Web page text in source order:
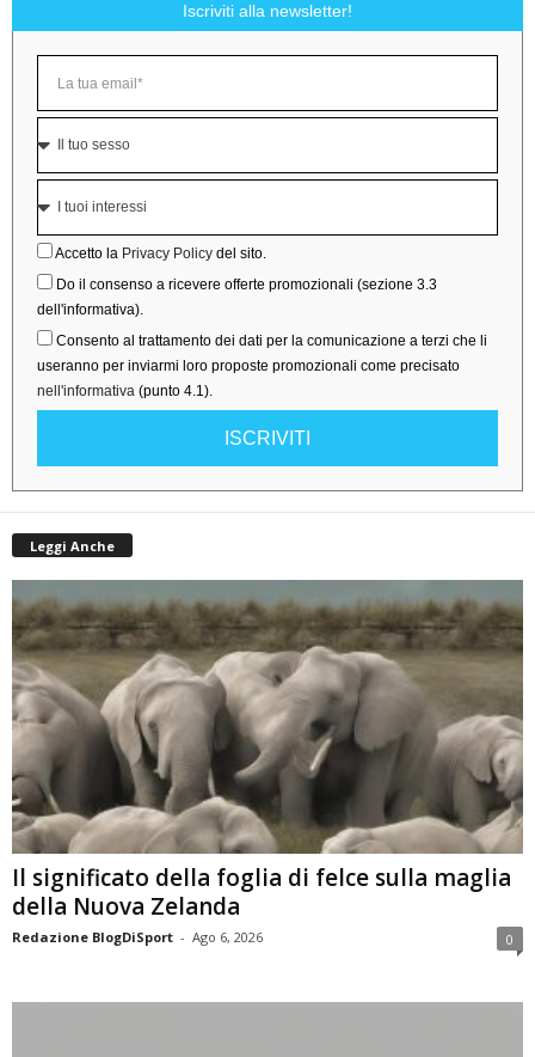
Iscriviti alla newsletter!
Accetto la Privacy Policy del sito.
Do il consenso a ricevere offerte promozionali (sezione 3.3
dell'informativa).
Consento al trattamento dei dati per la comunicazione a terzi che li
useranno per inviarmi loro proposte promozionali come precisato
nell'informativa (punto 4.1).
ISCRIVITI
Leggi Anche
Il significato della foglia di felce sulla maglia
della Nuova Zelanda
Redazione BlogDiSport - Ago 6, 2026 0